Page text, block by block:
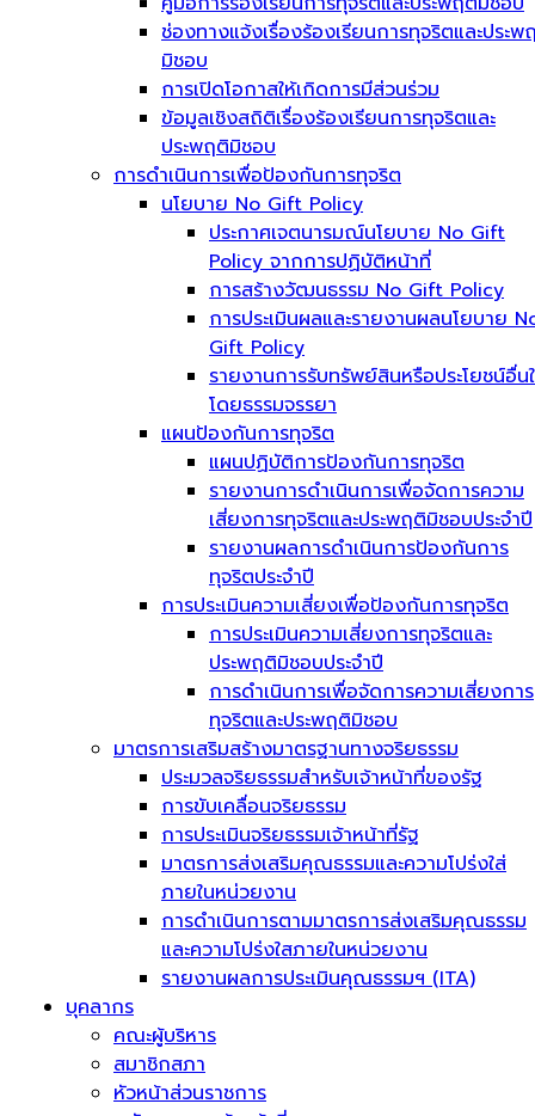
ช่องทางแจ้งเรื่องร้องเรียนการทุจริตและประพ
มิชอบ
การเปิดโอกาสให้เกิดการมีส่วนร่วม
ข้อมูลเชิงสถิติเรื่องร้องเรียนการทุจริตและ
ประพฤติมิชอบ
การดำเนินการเพื่อป้องกันการทุจริต
นโยบาย No Gift Policy
ประกาศเจตนารมณ์นโยบาย No Gift
Policy จากการปฏิบัติหน้าที่
การสร้างวัฒนธรรม No Gift Policy
การประเมินผลและรายงานผลนโยบาย
Gift Policy
รายงานการรับทรัพย์สินหรือประโยชน์อื่น
โดยธรรมจรรยา
แผนป้องกันการทุจริต
แผนปฏิบัติการป้องกันการทุจริต
รายงานการดำเนินการเพื่อจัดการความ
เสี่ยงการทุจริตและประพฤติมิชอบประจำปี
รายงานผลการดำเนินการป้องกันการ
ทุจริตประจำปี
การประเมินความเสี่ยงเพื่อป้องกันการทุจริต
การประเมินความเสี่ยงการทุจริตและ
ประพฤติมิชอบประจำปี
การดำเนินการเพื่อจัดการความเสี่ยงการ
ทุจริตและประพฤติมิชอบ
มาตรการเสริมสร้างมาตรฐานทางจริยธรรม
ประมวลจริยธรรมสำหรับเจ้าหน้าที่ของรัฐ
การขับเคลื่อนจริยธรรม
การประเมินจริยธรรมเจ้าหน้าที่รัฐ
มาตรการส่งเสริมคุณธรรมและความโปร่งใส่
ภายในหน่วยงาน
การดำเนินการตามมาตรการส่งเสริมคุณธรรม
และความโปร่งใสภายในหน่วยงาน
รายงานผลการประเมินคุณธรรมฯ (ITA)
บุคลากร
คณะผู้บริหาร
สมาชิกสภา
หัวหน้าส่วนราชการ